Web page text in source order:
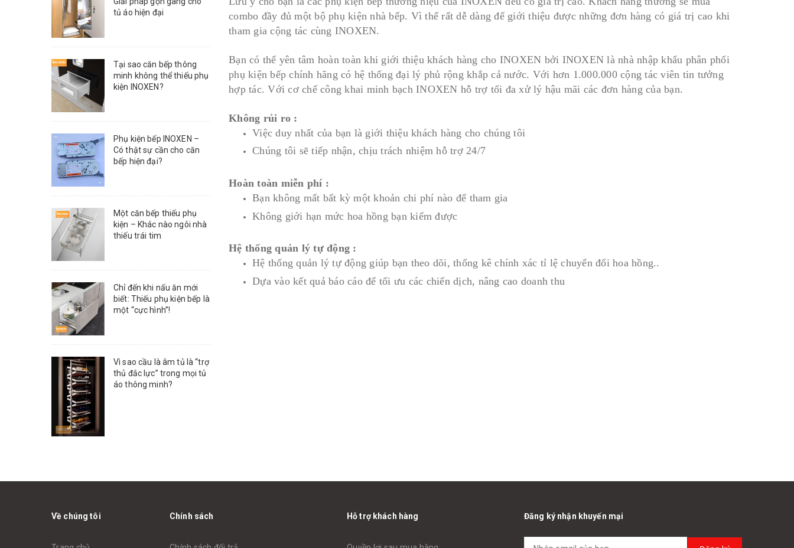
combo đầy đủ một bộ phụ kiện nhà bếp. Vì thế rất dễ dàng để giới thiệu được những đơn hàng có giá trị cao khi
tham gia cộng tác cùng INOXEN.
Bạn có thể yên tâm hoàn toàn khi giới thiệu khách hàng cho INOXEN bởi INOXEN là nhà nhập khẩu phân phối
phụ kiện bếp chính hãng có hệ thống đại lý phủ rộng khắp cả nước. Với hơn 1.000.000 cộng tác viên tin tưởng
hợp tác. Với cơ chế công khai minh bạch INOXEN hỗ trợ tối đa xử lý hậu mãi các đơn hàng của bạn.
Không rủi ro :
Việc duy nhất của bạn là giới thiệu khách hàng cho chúng tôi
Chúng tôi sẽ tiếp nhận, chịu trách nhiệm hỗ trợ 24/7
Hoàn toàn miễn phí :
Bạn không mất bất kỳ một khoản chi phí nào để tham gia
Không giới hạn mức hoa hồng bạn kiếm được
Hệ thống quản lý tự động :
Hệ thống quản lý tự động giúp bạn theo dõi, thống kê chính xác tỉ lệ chuyển đổi hoa hồng..
Dựa vào kết quả báo cáo để tối ưu các chiến dịch, nâng cao doanh thu
tủ áo hiện đại
Tại sao căn bếp thông
minh không thể thiếu phụ
kiện INOXEN?
Phụ kiện bếp INOXEN –
Có thật sự cần cho căn
bếp hiện đại?
Một căn bếp thiếu phụ
kiện – Khác nào ngôi nhà
thiếu trái tim
Chỉ đến khi nấu ăn mới
biết: Thiếu phụ kiện bếp là
một “cực hình”!
Vì sao cầu là âm tủ là “trợ
thủ đắc lực” trong mọi tủ
áo thông minh?
Về chúng tôi Chính sách Hỗ trợ khách hàng Đăng ký nhận khuyến mại